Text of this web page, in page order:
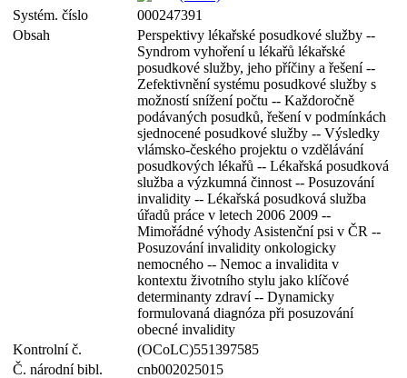
Systém. číslo
000247391
Obsah
Perspektivy lékařské posudkové služby --
Syndrom vyhoření u lékařů lékařské
posudkové služby, jeho příčiny a řešení --
Zefektivnění systému posudkové služby s
možností snížení počtu -- Každoročně
podávaných posudků, řešení v podmínkách
sjednocené posudkové služby -- Výsledky
vlámsko-českého projektu o vzdělávání
posudkových lékařů -- Lékařská posudková
služba a výzkumná činnost -- Posuzování
invalidity -- Lékařská posudková služba
úřadů práce v letech 2006 2009 --
Mimořádné výhody Asistenční psi v ČR --
Posuzování invalidity onkologicky
nemocného -- Nemoc a invalidita v
kontextu životního stylu jako klíčové
determinanty zdraví -- Dynamicky
formulovaná diagnóza při posuzování
obecné invalidity
Kontrolní č.
(OCoLC)551397585
Č. národní bibl.
cnb002025015